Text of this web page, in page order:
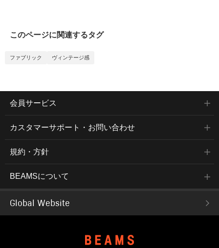
このページに関連するタグ
ファブリック ヴィンテージ感
会員サービス
カスタマーサポート・お問い合わせ
規約・方針
BEAMSについて
Global Website